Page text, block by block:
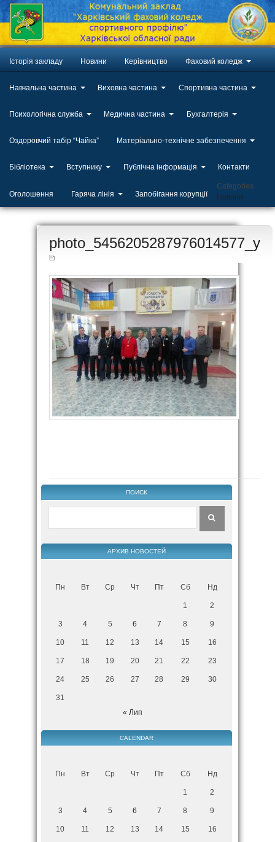
Історія закладу Новини Керівництво Фаховий коледж
Навчальна частина Виховна частина Спортивна частина
Психологічна служба Медична частина Бухгалтерія
Оздоровчий табір “Чайка” Матеріально-технічне забезпечення
Бібліотека Вступнику Публічна інформація Контакти
Оголошення Гаряча лінія Запобігання корупції
Categories
Новини
20
photo_5456205287976014577_y
ПОИСК
АРХИВ НОВОСТЕЙ
Пн Вт Ср Чт Пт Сб Нд
1 2
3 4 5 6 7 8 9
10 11 12 13 14 15 16
17 18 19 20 21 22 23
24 25 26 27 28 29 30
31
« Лип
CALENDAR
Пн Вт Ср Чт Пт Сб Нд
1 2
3 4 5 6 7 8 9
10 11 12 13 14 15 16